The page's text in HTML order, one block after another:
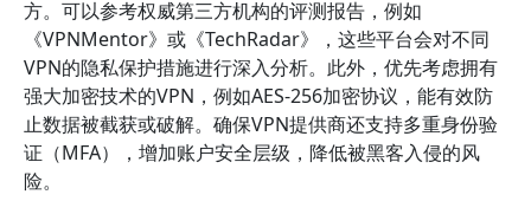
方。可以参考权威第三方机构的评测报告，例如
《VPNMentor》或《TechRadar》，这些平台会对不同
VPN的隐私保护措施进行深入分析。此外，优先考虑拥有
强大加密技术的VPN，例如AES-256加密协议，能有效防
止数据被截获或破解。确保VPN提供商还支持多重身份验
证（MFA），增加账户安全层级，降低被黑客入侵的风
险。